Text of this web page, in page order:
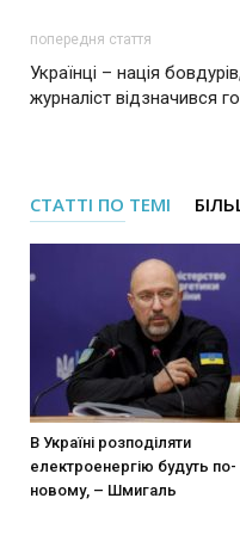
попередня стаття
Українці – нація
журналіст відзначився
СТАТТІ ПО ТЕМІ
В Україні розподіляти
електроенергію будуть по-
новому, – Шмигаль